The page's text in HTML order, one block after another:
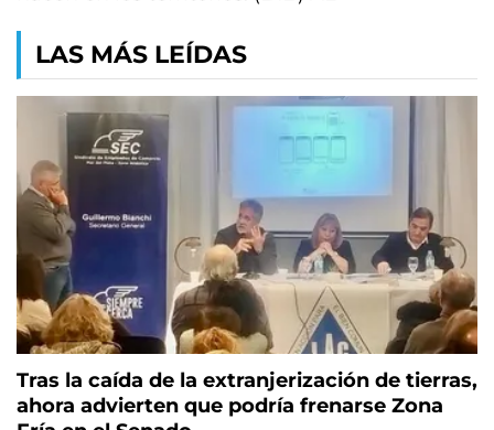
LAS MÁS LEÍDAS
Tras la caída de la extranjerización de tierras,
ahora advierten que podría frenarse Zona